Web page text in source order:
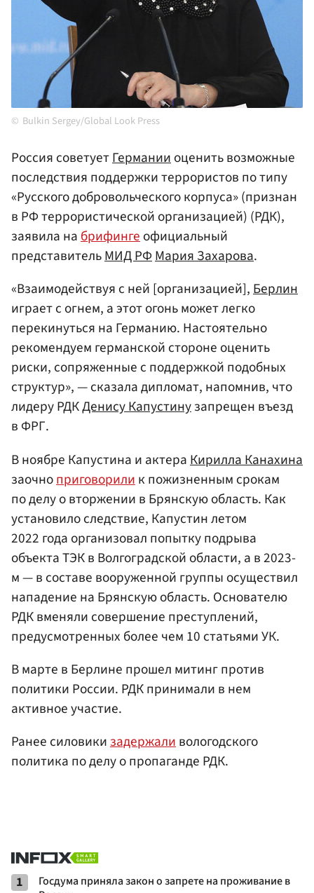
Bulkin Sergey/Global Look Press
Россия советуетГерманииоценить возможные
последствия поддержки террористов по типу
«Русского добровольческого корпуса» (признан
в РФ террористической организацией) (РДК),
заявила набрифингеофициальный
представительМИД РФМария Захарова.
«Взаимодействуя с ней [организацией],Берлин
играет с огнем, а этот огонь может легко
перекинуться на Германию. Настоятельно
рекомендуем германской стороне оценить
риски, сопряженные с поддержкой подобных
структур», — сказала дипломат, напомнив, что
лидеру РДКДенису Капустинузапрещен въезд
в ФРГ.
В ноябре Капустина и актера Кирилла Канахина
заочноприговорили к пожизненным срокам
по делу о вторжении в Брянскую область. Как
установило следствие, Капустин летом
2022 года организовал попытку подрыва
объекта ТЭК в Волгоградской области, а в 2023-
м — в составе вооруженной группы осуществил
нападение на Брянскую область. Основателю
РДК вменяли совершение преступлений,
предусмотренных более чем 10 статьями УК.
В марте в Берлине прошел митинг против
политики России. РДК принимали в нем
активное участие.
Ранее силовикизадержаливологодского
политика по делу о пропаганде РДК.
1
Госдума приняла закон о запрете на проживание в